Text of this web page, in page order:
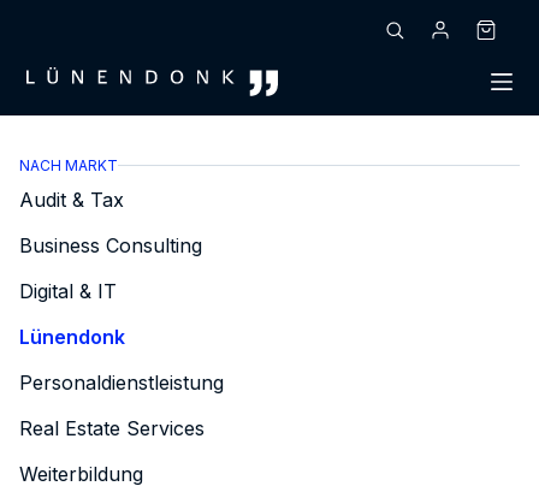
NACH MARKT
Audit & Tax
Business Consulting
Digital & IT
Lünendonk
Personaldienstleistung
Real Estate Services
Weiterbildung